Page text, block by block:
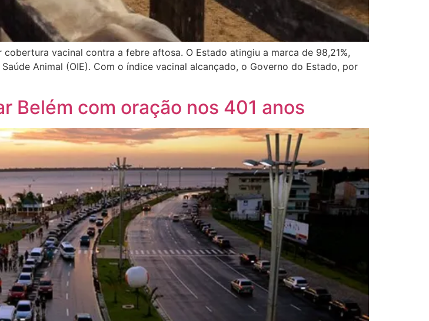
vacinal contra a febre aftosa. O Estado atingiu a marca de 98,21%,
Animal (OIE). Com o índice vacinal alcançado, o Governo do Estado, por
Belém com oração nos 401 anos